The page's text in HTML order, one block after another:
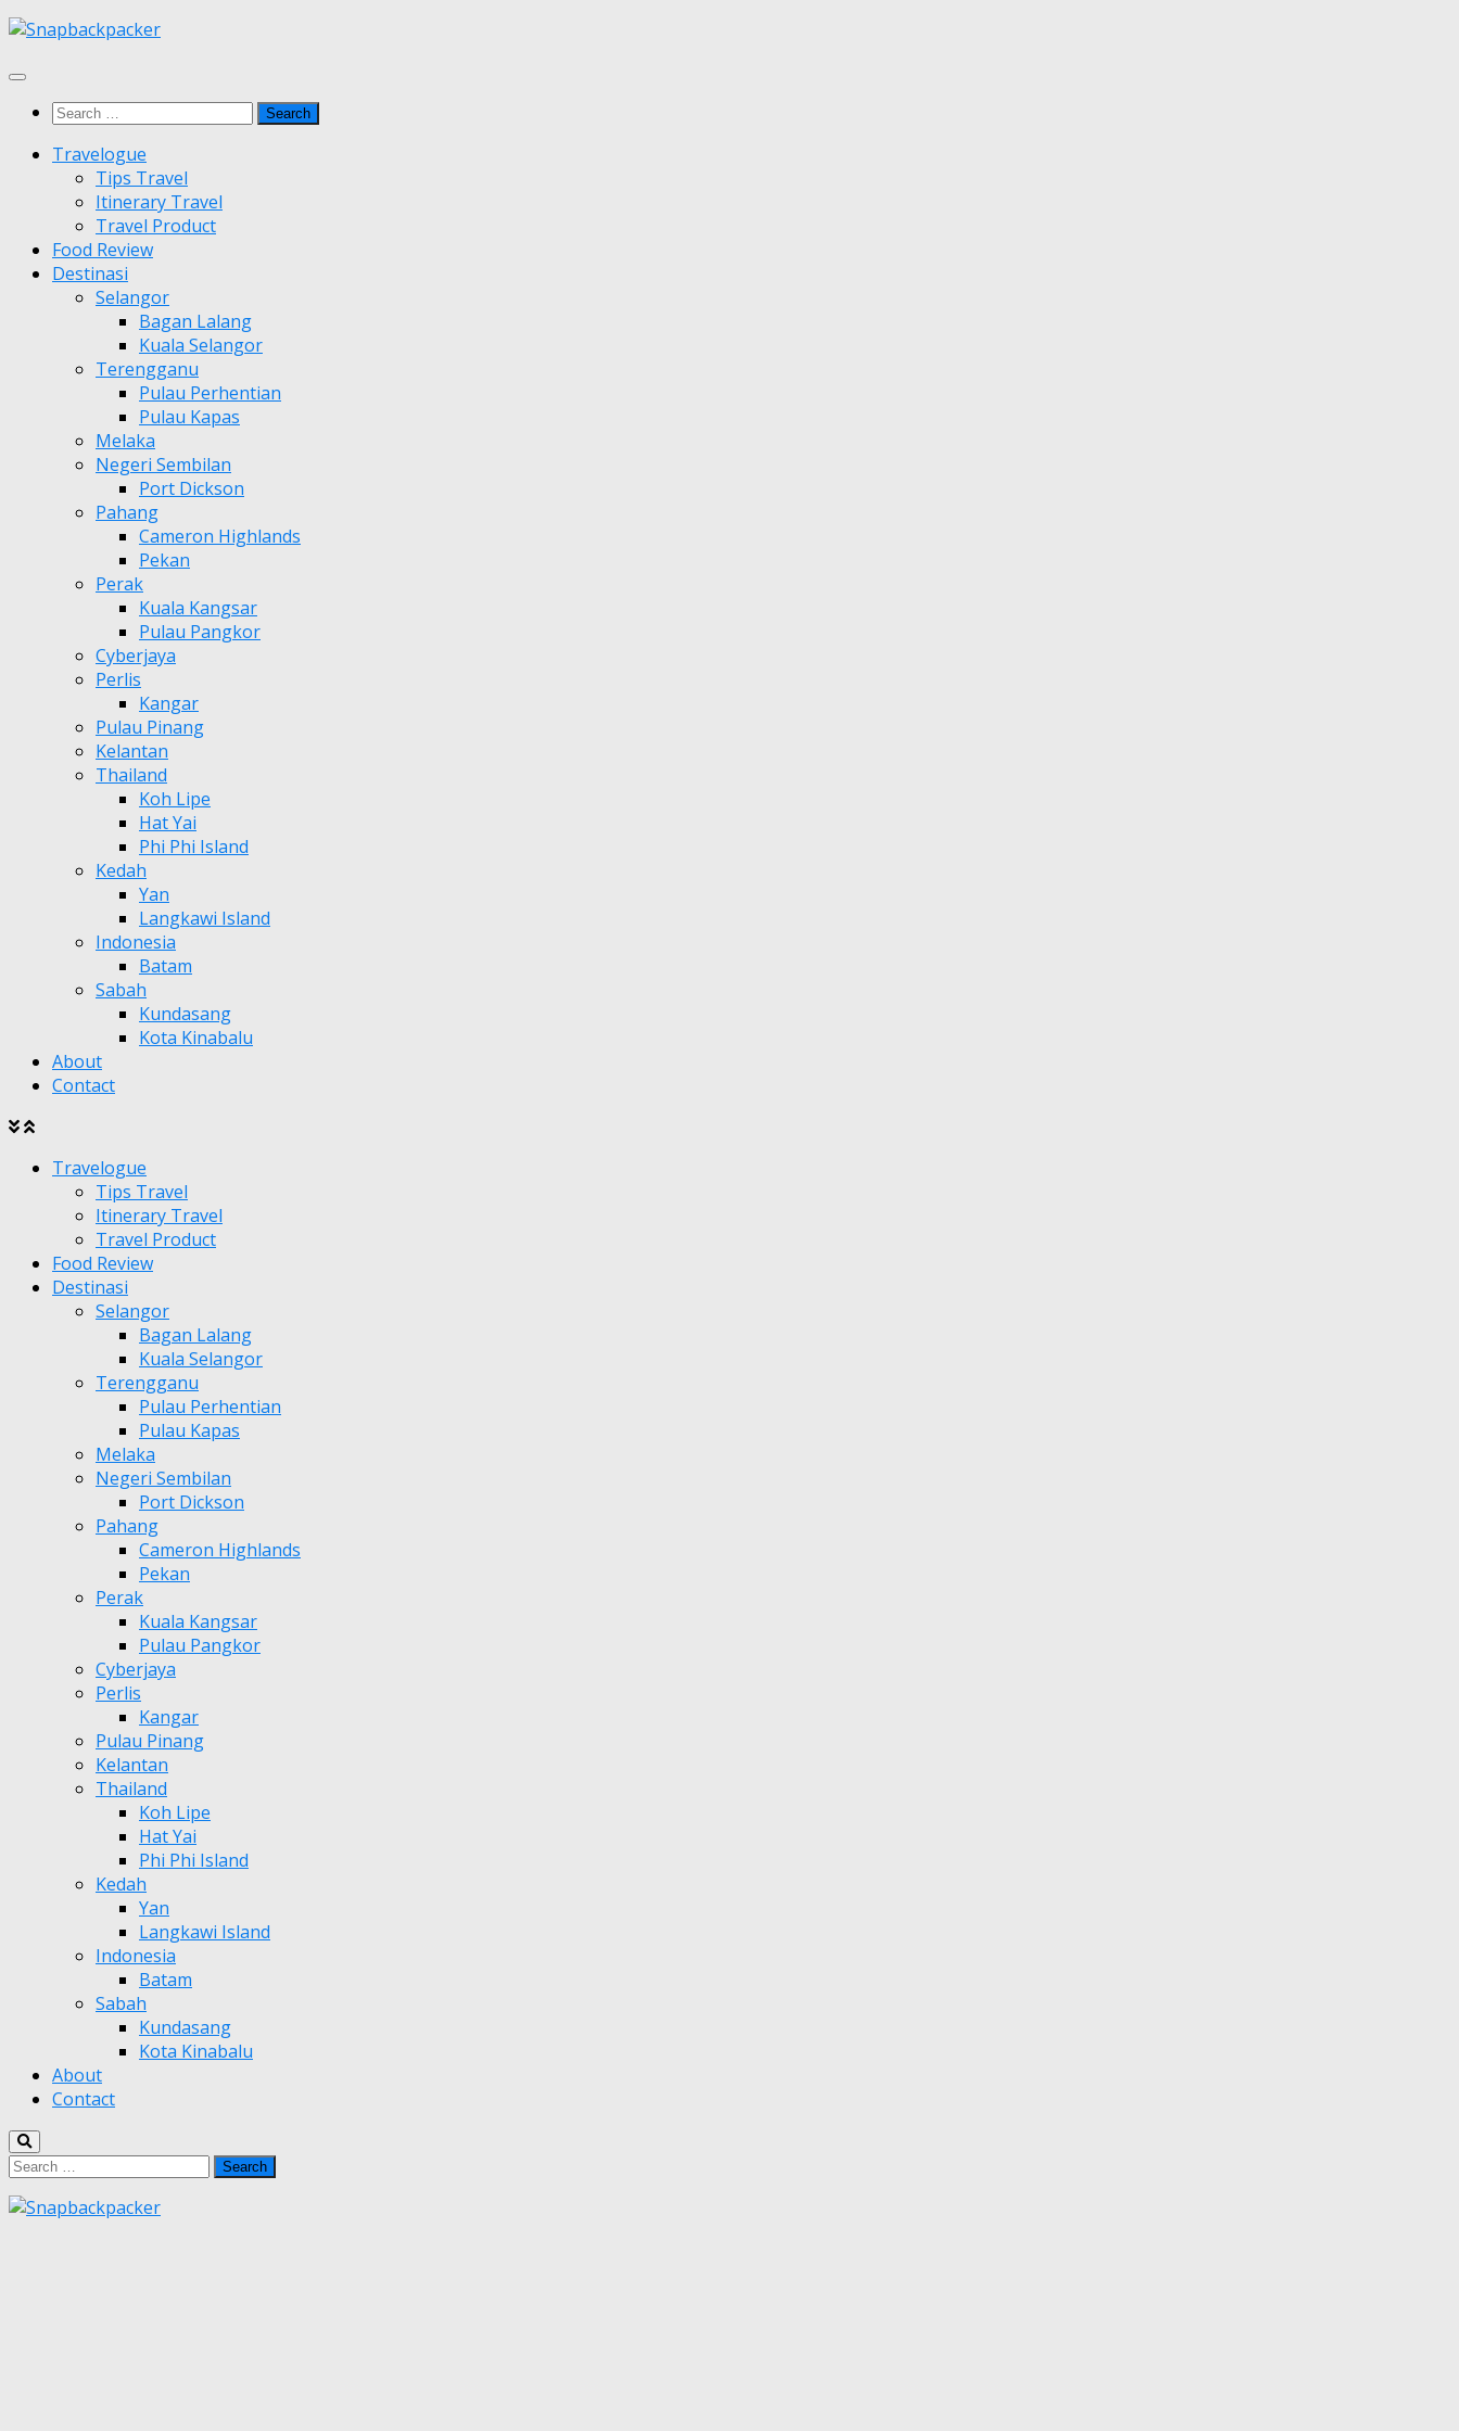
Skip
content
Search
Travelogue
Tips Travel
Itinerary Travel
Travel Product
Food Review
Destinasi
Selangor
Bagan Lalang
Kuala Selangor
Terengganu
Pulau Perhentian
Pulau Kapas
Melaka
Negeri Sembilan
Port Dickson
Pahang
Cameron Highlands
Pekan
Perak
Kuala Kangsar
Pulau Pangkor
Cyberjaya
Perlis
Kangar
Pulau Pinang
Kelantan
Thailand
Koh Lipe
Hat Yai
Phi Phi Island
Kedah
Yan
Langkawi Island
Indonesia
Batam
Sabah
Kundasang
Kota Kinabalu
About
Contact
Travelogue
Tips Travel
Itinerary Travel
Travel Product
Food Review
Destinasi
Selangor
Bagan Lalang
Kuala Selangor
Terengganu
Pulau Perhentian
Pulau Kapas
Melaka
Negeri Sembilan
Port Dickson
Pahang
Cameron Highlands
Pekan
Perak
Kuala Kangsar
Pulau Pangkor
Cyberjaya
Perlis
Kangar
Pulau Pinang
Kelantan
Thailand
Koh Lipe
Hat Yai
Phi Phi Island
Kedah
Yan
Langkawi Island
Indonesia
Batam
Sabah
Kundasang
Kota Kinabalu
About
Contact
Search